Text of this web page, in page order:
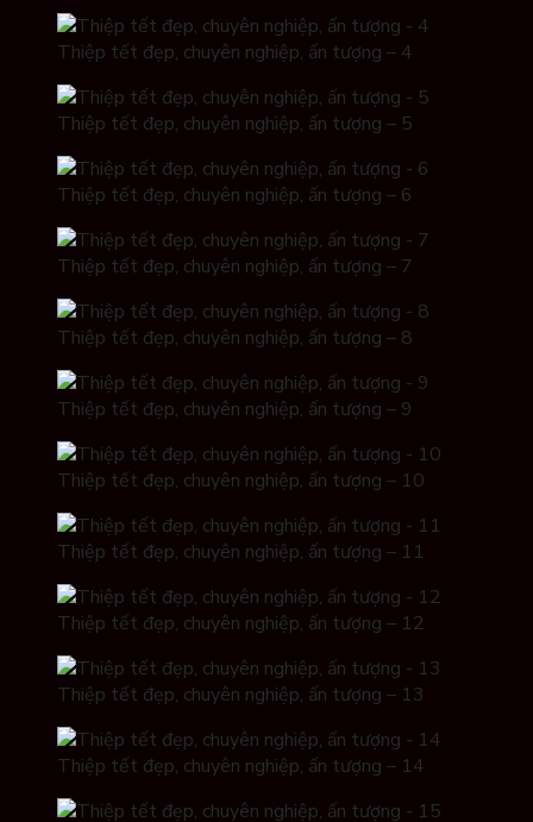
Thiệp tết đẹp, chuyên nghiệp, ấn tượng – 4
Thiệp tết đẹp, chuyên nghiệp, ấn tượng – 5
Thiệp tết đẹp, chuyên nghiệp, ấn tượng – 6
Thiệp tết đẹp, chuyên nghiệp, ấn tượng – 7
Thiệp tết đẹp, chuyên nghiệp, ấn tượng – 8
Thiệp tết đẹp, chuyên nghiệp, ấn tượng – 9
Thiệp tết đẹp, chuyên nghiệp, ấn tượng – 10
Thiệp tết đẹp, chuyên nghiệp, ấn tượng – 11
Thiệp tết đẹp, chuyên nghiệp, ấn tượng – 12
Thiệp tết đẹp, chuyên nghiệp, ấn tượng – 13
Thiệp tết đẹp, chuyên nghiệp, ấn tượng – 14